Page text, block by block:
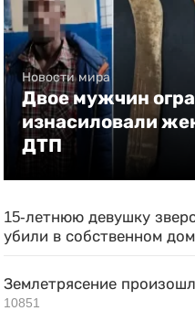
Новости мира
Двое мужчин
изнасиловали
ДТП
15-летнюю девушку
убили в собственном
Землетрясение
10851